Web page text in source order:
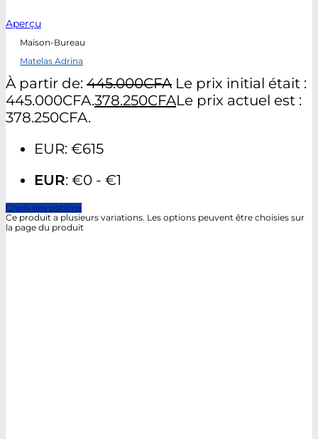
Aperçu
Maison-Bureau
Matelas Adrina
À partir de: 445.000CFA Le prix initial était :
445.000CFA.378.250CFALe prix actuel est :
378.250CFA.
EUR: €615
EUR: €0 - €1
Choix des options
Ce produit a plusieurs variations. Les options peuvent être choisies sur
la page du produit